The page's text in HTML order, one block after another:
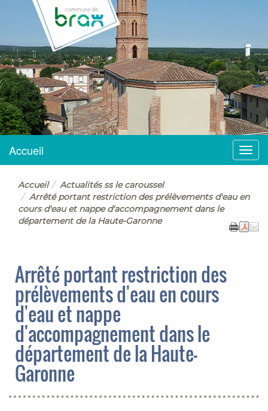
BRAX
Menu
Accueil
Accueil
Actualités ss le caroussel
Arrêté portant restriction des prélèvements d'eau en
cours d'eau et nappe d'accompagnement dans le
département de la Haute-Garonne
Arrêté portant restriction des
prélèvements d'eau en cours
d'eau et nappe
d'accompagnement dans le
département de la Haute-
Garonne